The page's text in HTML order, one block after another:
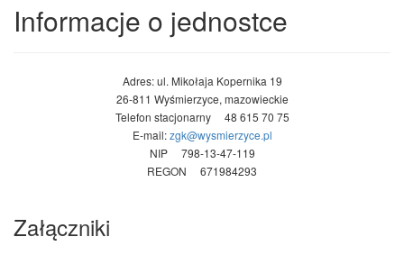
Informacje o jednostce
Adres: ul. Mikołaja Kopernika 19
26-811 Wyśmierzyce, mazowieckie
Telefon stacjonarny 48 615 70 75
E-mail:zgk@wysmierzyce.pl
NIP 798-13-47-119
REGON 671984293
Załączniki